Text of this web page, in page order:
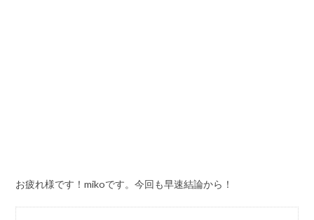
お疲れ様です！mikoです。今回も早速結論から！